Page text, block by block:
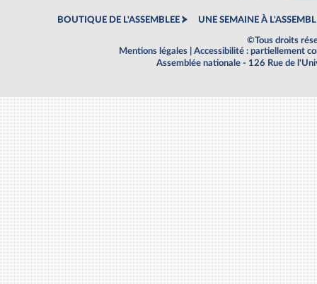
BOUTIQUE DE L'ASSEMBLEE UNE SEMAINE À
©Tous droits
Mentions légales
Accessibilité : partiellement
Assemblée nationale - 126 Rue de